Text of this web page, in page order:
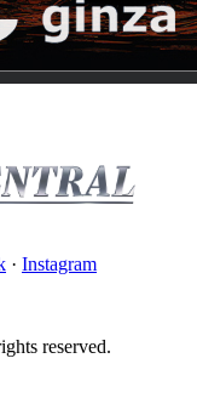
· Instagram
reserved.